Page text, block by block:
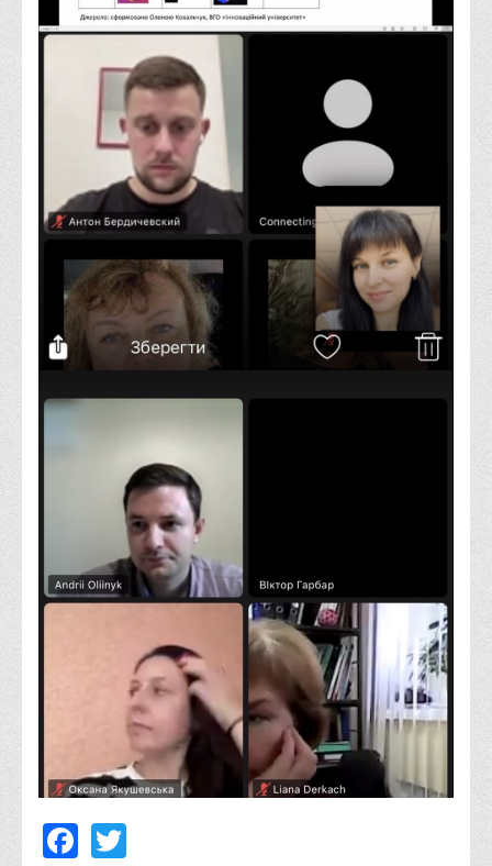
Іноземної філології та перекладу
Реклами та зв'язків з громадськістю
Наукової роботи та міжнародної співпраці
Здобутки студентів
Матеріали наукових конференцій та вебінарів
Міжнародна діяльність
Закордонні партнери
Програми подвійного диплому
Програми стажування (міжнародна практика)
Міжнародні проєкти
Корисні посилання
З організації виховної та культурно-мистецької роботи
студентів
Технічних засобів навчання
Редакційно-видавничий
Центри
Ресурсний центр зі сталого розвитку
Моніторингу якості освітнього процесу та інноваційного
розвитку
Грантових проєктів
Грантові проєкти ВТЕІ ДТЕУ
Підтримки технологій та інновацій (TISC)
Facebook